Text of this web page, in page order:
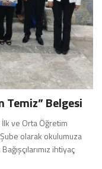
Temiz” Belgesi
ve Orta Öğretim
olarak okulumuza
ihtiyaç